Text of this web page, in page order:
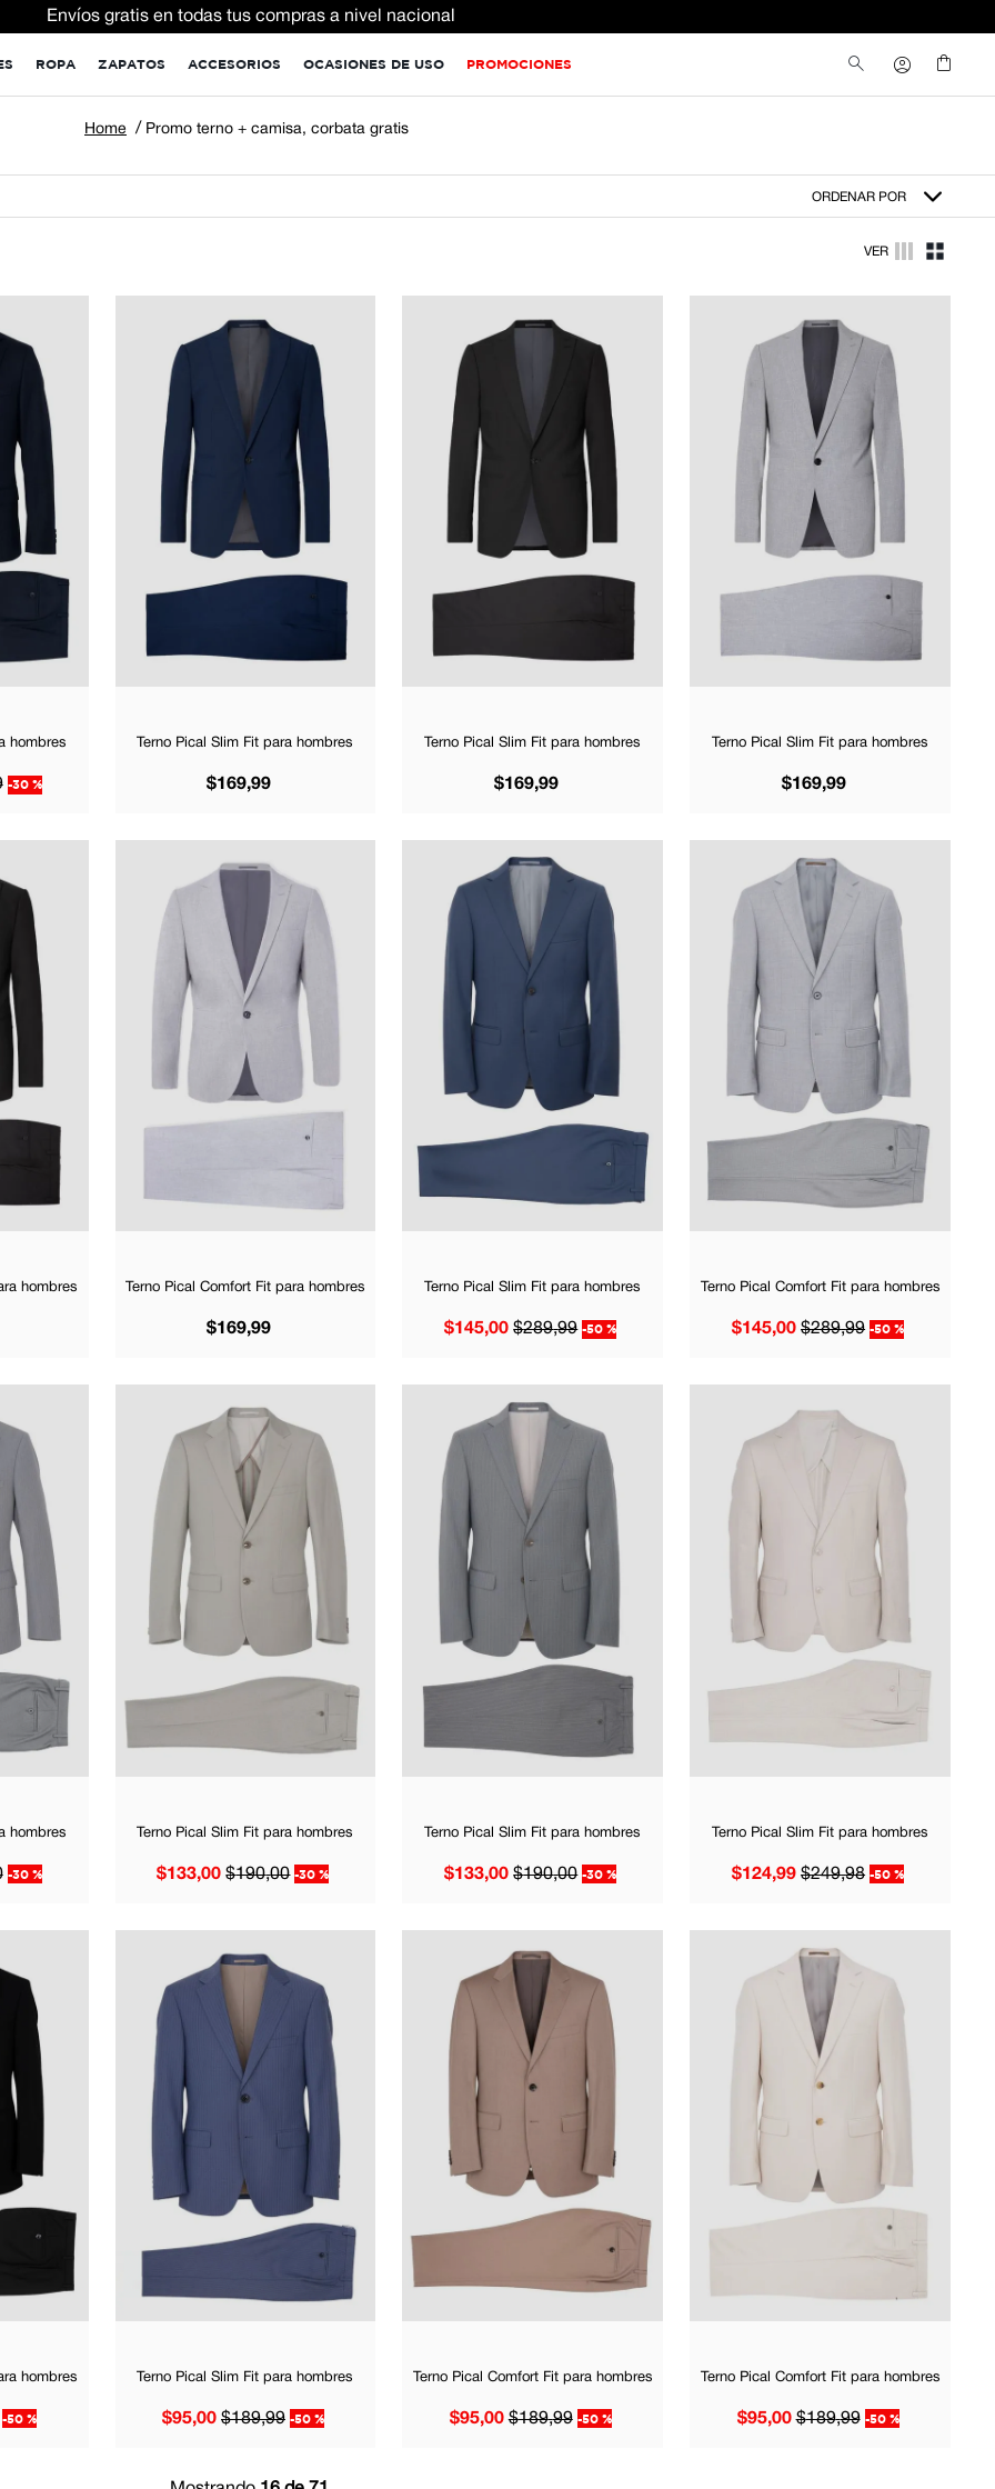
Envíos gratis en todas tus compras a nivel nacional
ROPA ZAPATOS ACCESORIOS OCASIONES DE USO PROMOCIONES
Promo terno + camisa, corbata gratis
ORDENAR POR
hombres
-30 %
Terno Pical Slim Fit para hombres
$169,99
Terno Pical Slim Fit para hombres
$169,99
Terno Pical Slim Fit para hombres
$169,99
hombres Terno Pical Comfort Fit para hombres
$169,99
Terno Pical Slim Fit para hombres
$145,00 $289,99 -50 %
Terno Pical Comfort Fit para hombres
$145,00 $289,99 -50 %
hombres
-30 %
Terno Pical Slim Fit para hombres
$133,00 $190,00 -30 %
Terno Pical Slim Fit para hombres
$133,00 $190,00 -30 %
Terno Pical Slim Fit para hombres
$124,99 $249,98 -50 %
hombres
-50 %
Terno Pical Slim Fit para hombres
$95,00 $189,99 -50 %
Terno Pical Comfort Fit para hombres
$95,00 $189,99 -50 %
Terno Pical Comfort Fit para hombres
$95,00 $189,99 -50 %